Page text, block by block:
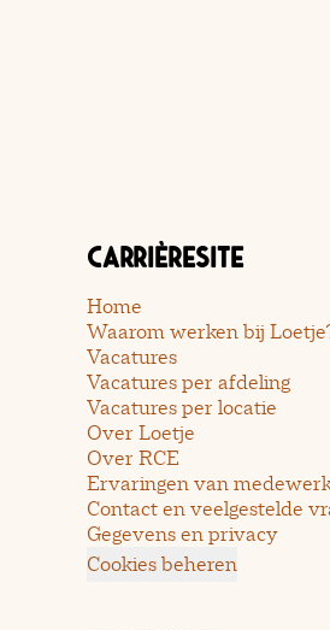
Carrièresite
Home
Waarom werken bij
Vacatures
Vacatures per afdeling
Vacatures per locatie
Over Loetje
Over RCE
Ervaringen van
Contact en veelgestelde
Gegevens en privacy
Cookies beheren